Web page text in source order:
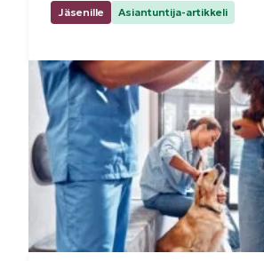
Jäsenille
Kategoriat:Asiantuntija-artikkeli